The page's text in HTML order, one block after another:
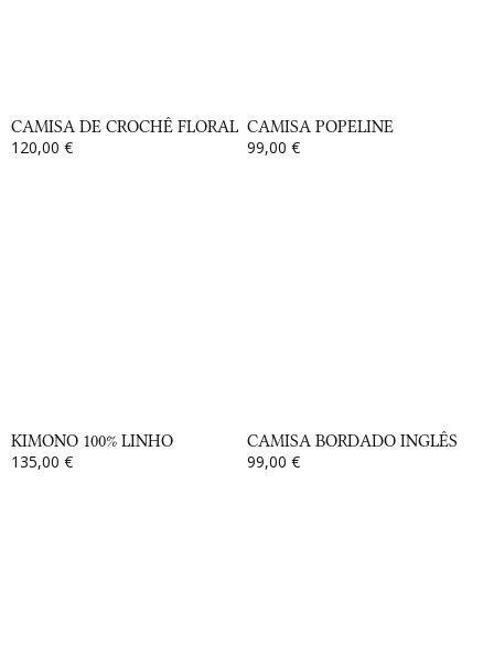
CAMISA DE CROCHÊ FLORAL
120,00 €
CAMISA POPELINE
99,00 €
KIMONO 100% LINHO
135,00 €
CAMISA BORDADO INGLÊS
99,00 €